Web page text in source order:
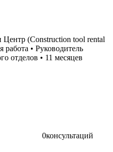
(Construction tool rental
работа • Руководитель
отделов • 11 месяцев
0консультаций